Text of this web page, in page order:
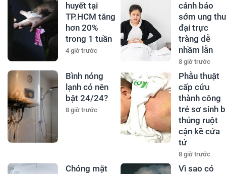
huyết tại
TP.HCM tăng
hơn 20%
trong 1 tuần
4 giờ trước
cảnh báo
sớm ung
đại trực
tràng dễ
nhầm lẫn
8 giờ trước
Bình nóng
lạnh có nên
bật 24/24?
8 giờ trước
Phẫu thuật
cấp cứu
thành công
trẻ sơ sinh
thủng ruột
cận kề cửa
tử
8 giờ trước
Chóng mặt
Vì sao có